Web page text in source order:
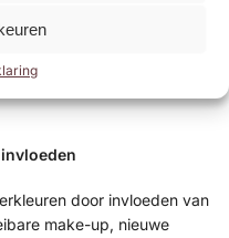
& Top.
en de
door invloeden van
make-up, nieuwe